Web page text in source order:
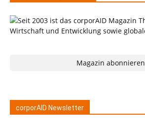
Magazin abonnieren
corporAID Newsletter